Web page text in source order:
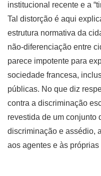
institucional recente e a
Tal distorção é aqui
estrutura normativa da
não-diferenciação entre
parece impotente para
sociedade francesa,
públicas. No que diz
contra a discriminação
revestida de um conjunto
discriminação e assédio,
aos agentes e às